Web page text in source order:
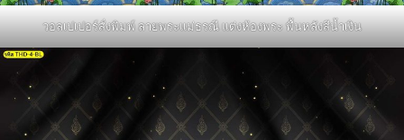
วอลเปเปอร์สั่งพิมพ์ ลายพระแม่ธรณี แต่งห้องพระ พื้นหลังสีน้ำเงิน